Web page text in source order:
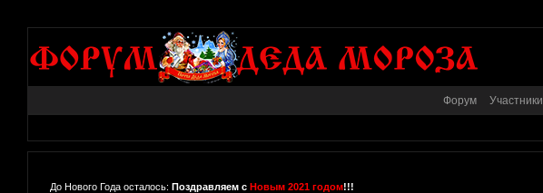
Форум Участники
До Нового Года осталось: Поздравляем с Новым 2021 годом!!!